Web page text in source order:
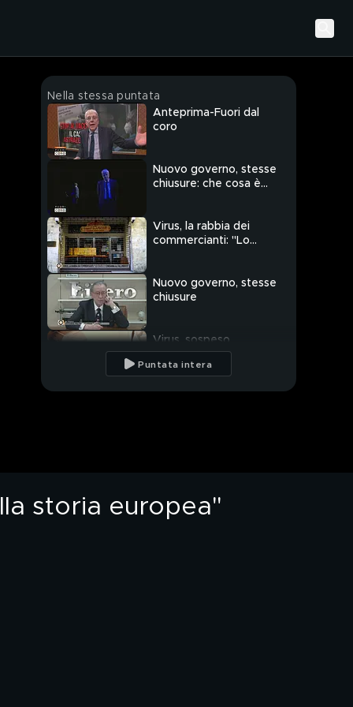
Nella stessa puntata
Anteprima-Fuori dal
coro
Nuovo governo, stesse
chiusure: che cosa è
Virus, la rabbia dei
commercianti: "Lo
Nuovo governo, stesse
chiusure
Virus, sospeso
Astrazeneca: la
campagna dei vaccini
Caos vaccini : cosa c'è
Puntata intera
storia europea"